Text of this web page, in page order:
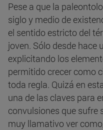
Pese a que la
siglo y medio de
el sentido estricto del
joven. Sólo desde hace
explicitando los
permitido crecer como
toda regla. Quizá en
una de las claves para
convulsiones que sufre
muy llamativo ver